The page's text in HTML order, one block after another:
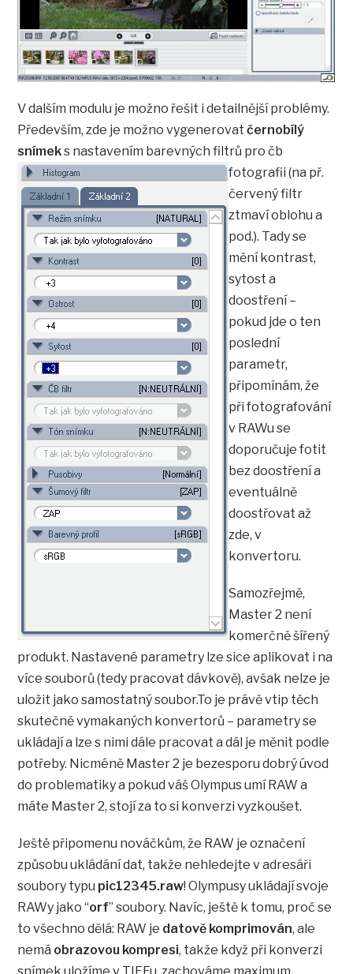
V dalším modulu je možno řešit i detailnější problémy.
Především, zde je možno vygenerovatčernobílý
snímeks nastavením barevných filtrů pročb
fotografii (na př.
červený filtr
ztmaví oblohu a
pod.). Tady se
mění kontrast,
sytost a
doostření –
pokud jde o ten
poslední
parametr,
připomínám, že
při fotografování
v RAWu se
doporučuje fotit
bez doostření a
eventuálně
doostřovat až
zde, v
konvertoru.
Samozřejmě,
Master 2 není
komerčně šířený
produkt. Nastavené parametry lze sice aplikovat i na
více souborů (tedy pracovat dávkově), avšak nelze je
uložit jako samostatný soubor.To je právě vtip těch
skutečně vymakaných konvertorů – parametry se
ukládají a lze s nimi dále pracovat a dál je měnit podle
potřeby. Nicméně Master 2 je bezesporu dobrý úvod
do problematiky a pokud váš Olympus umí RAW a
máte Master 2, stojí za to si konverzi vyzkoušet.
Ještě připomenu nováčkům, že RAW je označení
způsobu ukládání dat, takže nehledejte v adresáři
soubory typu pic12345.raw! Olympusy ukládají svoje
RAWy jako “orf” soubory. Navíc, ještě k tomu, proč se
to všechno dělá: RAW je datově komprimován, ale
nemá obrazovou kompresi, takže když při konverzi